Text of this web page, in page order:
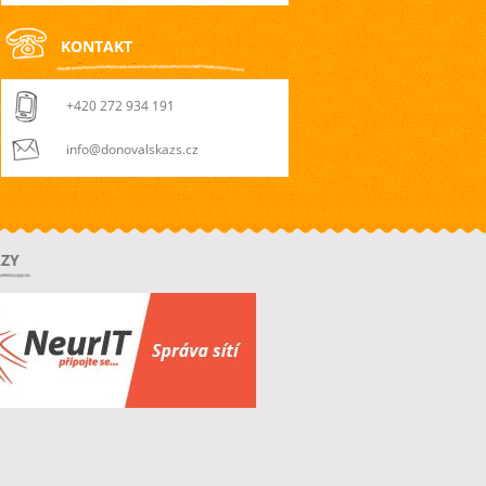
KONTAKT
+420 272 934 191
info@donovalskazs.cz